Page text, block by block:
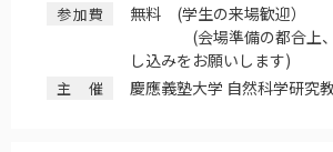
参加費
無料 (学生の来場歓迎）
(会場準備の都合上、
し込みをお願いします)
主催 慶應義塾大学 自然科学研究